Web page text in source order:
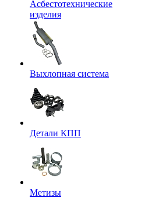
Асбестотехнические
изделия
Выхлопная система
Детали КПП
Метизы